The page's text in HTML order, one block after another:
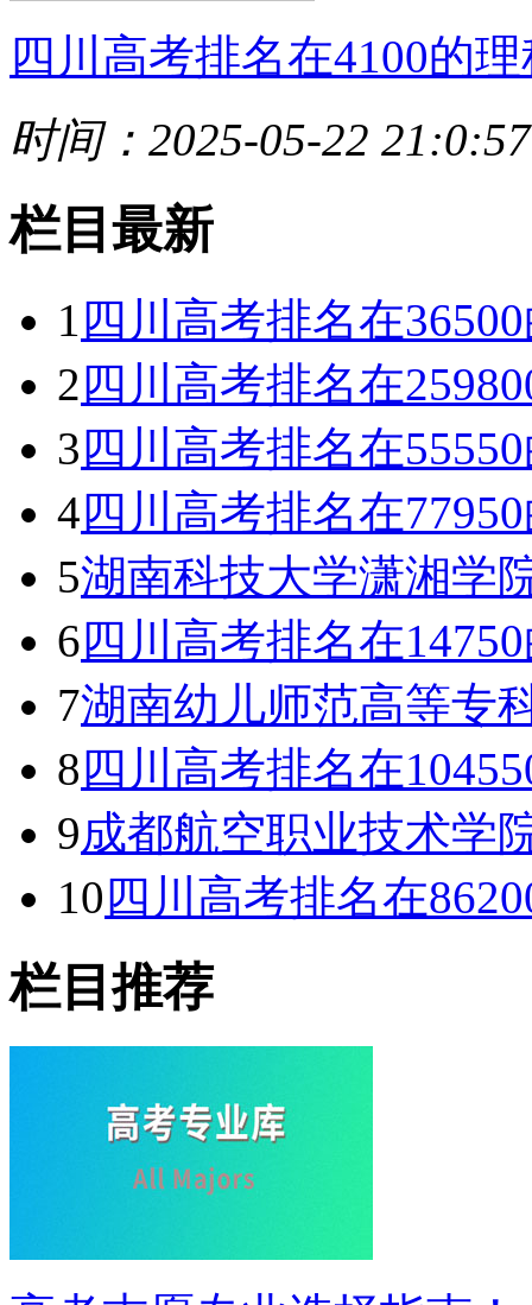
四川高考排名在4100的
时间：2025-05-22 21:0:57
栏目最新
1 四川高考排名在
2 四川高考排名在
3 四川高考排名在
4四川高考排名在
5湖南科技大学潇湘学
6四川高考排名在
7湖南幼儿师范高等专
8 四川高考排名在
9成都航空职业技术学
10 四川高考排名在
栏目推荐